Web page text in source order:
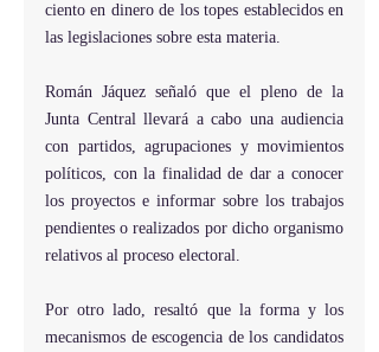
ciento en dinero de los topes establecidos en
las legislaciones sobre esta materia.
Román Jáquez señaló que el pleno de la
Junta Central llevará a cabo una audiencia
con partidos, agrupaciones y movimientos
políticos, con la finalidad de dar a conocer
los proyectos e informar sobre los trabajos
pendientes o realizados por dicho organismo
relativos al proceso electoral.
Por otro lado, resaltó que la forma y los
mecanismos de escogencia de los candidatos